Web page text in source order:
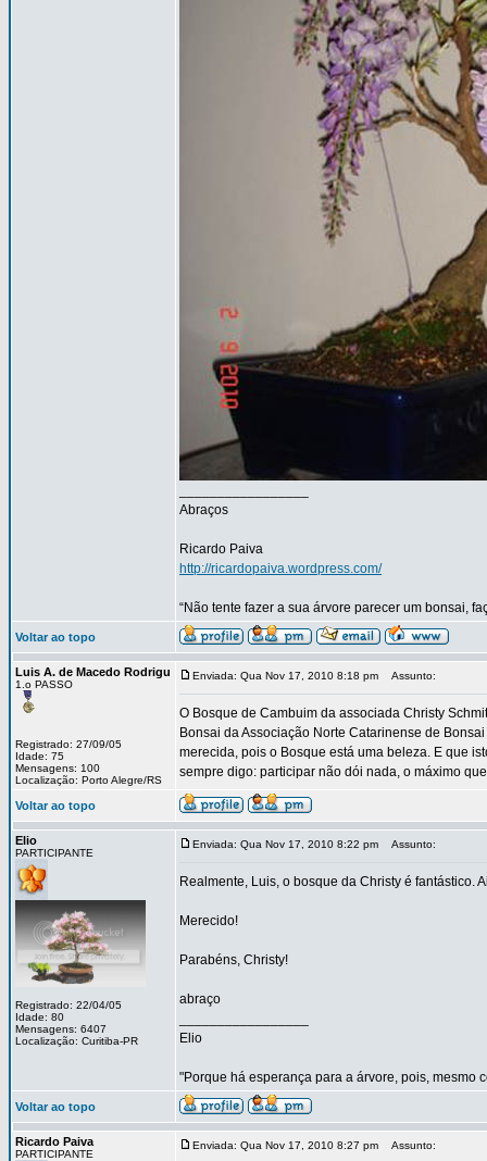
Abraços
Ricardo Paiva
http://ricardopaiva.wordpress.com/
“Não tente fazer a sua árvore parecer um bonsai,
Voltar ao topo
Luis A. de Macedo Rodrigu
1.o PASSO
Registrado: 27/09/05
Idade: 75
Mensagens: 100
Localização: Porto Alegre/RS
Enviada: Qua Nov 17, 2010 8:18 pm Assunto:
O Bosque de Cambuim da associada Christy
Bonsai da Associação Norte Catarinense de
merecida, pois o Bosque está uma beleza. E que
sempre digo: participar não dói nada, o máximo
Voltar ao topo
Elio
PARTICIPANTE
Registrado: 22/04/05
Idade: 80
Mensagens: 6407
Localização: Curitiba-PR
Enviada: Qua Nov 17, 2010 8:22 pm Assunto:
Realmente, Luis, o bosque da Christy é fantástico.
Merecido!
Parabéns, Christy!
abraço
Elio
"Porque há esperança para a árvore, pois, mesmo
Voltar ao topo
Ricardo Paiva
PARTICIPANTE
Enviada: Qua Nov 17, 2010 8:27 pm Assunto: